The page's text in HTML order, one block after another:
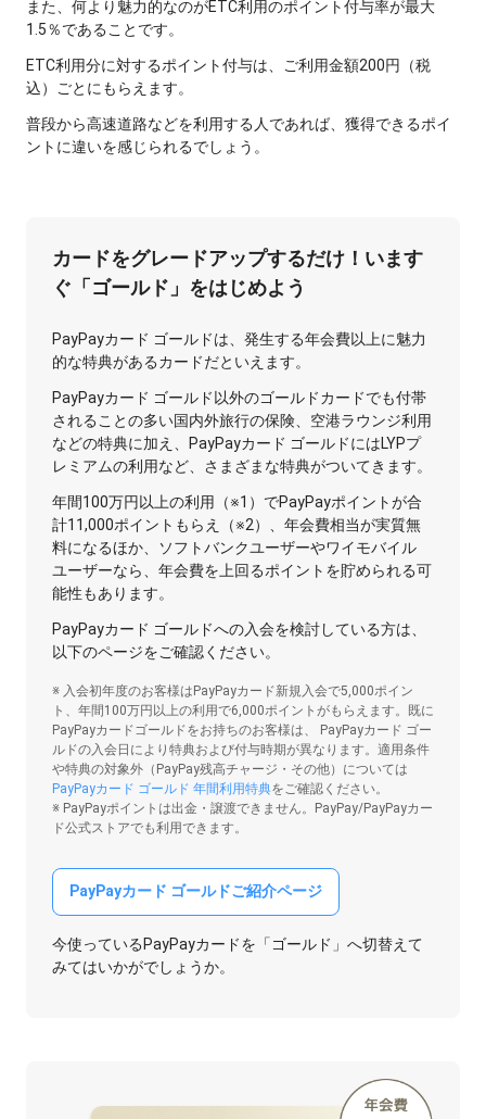
また、何より魅力的なのがETC利用のポイント付与率が最大
1.5％であることです。
ETC利用分に対するポイント付与は、ご利用金額200円（税
込）ごとにもらえます。
普段から高速道路などを利用する人であれば、獲得できるポイ
ントに違いを感じられるでしょう。
カードをグレードアップするだけ！います
ぐ「ゴールド」をはじめよう
PayPayカード ゴールドは、発生する年会費以上に魅力
的な特典があるカードだといえます。
PayPayカード ゴールド以外のゴールドカードでも付帯
されることの多い国内外旅行の保険、空港ラウンジ利用
などの特典に加え、PayPayカード ゴールドにはLYPプ
レミアムの利用など、さまざまな特典がついてきます。
年間100万円以上の利用（※1）でPayPayポイントが合
計11,000ポイントもらえ（※2）、年会費相当が実質無
料になるほか、ソフトバンクユーザーやワイモバイル
ユーザーなら、年会費を上回るポイントを貯められる可
能性もあります。
PayPayカード ゴールドへの入会を検討している方は、
以下のページをご確認ください。
※ 入会初年度のお客様はPayPayカード新規入会で5,000ポイン
ト、年間100万円以上の利用で6,000ポイントがもらえます。既に
PayPayカードゴールドをお持ちのお客様は、 PayPayカード ゴー
ルドの入会日により特典および付与時期が異なります。適用条件
や特典の対象外（PayPay残高チャージ・その他）については
PayPayカード ゴールド 年間利用特典をご確認ください。
※ PayPayポイントは出金・譲渡できません。PayPay/PayPayカー
ド公式ストアでも利用できます。
PayPayカード ゴールドご紹介ページ
今使っているPayPayカードを「ゴールド」へ切替えて
みてはいかがでしょうか。